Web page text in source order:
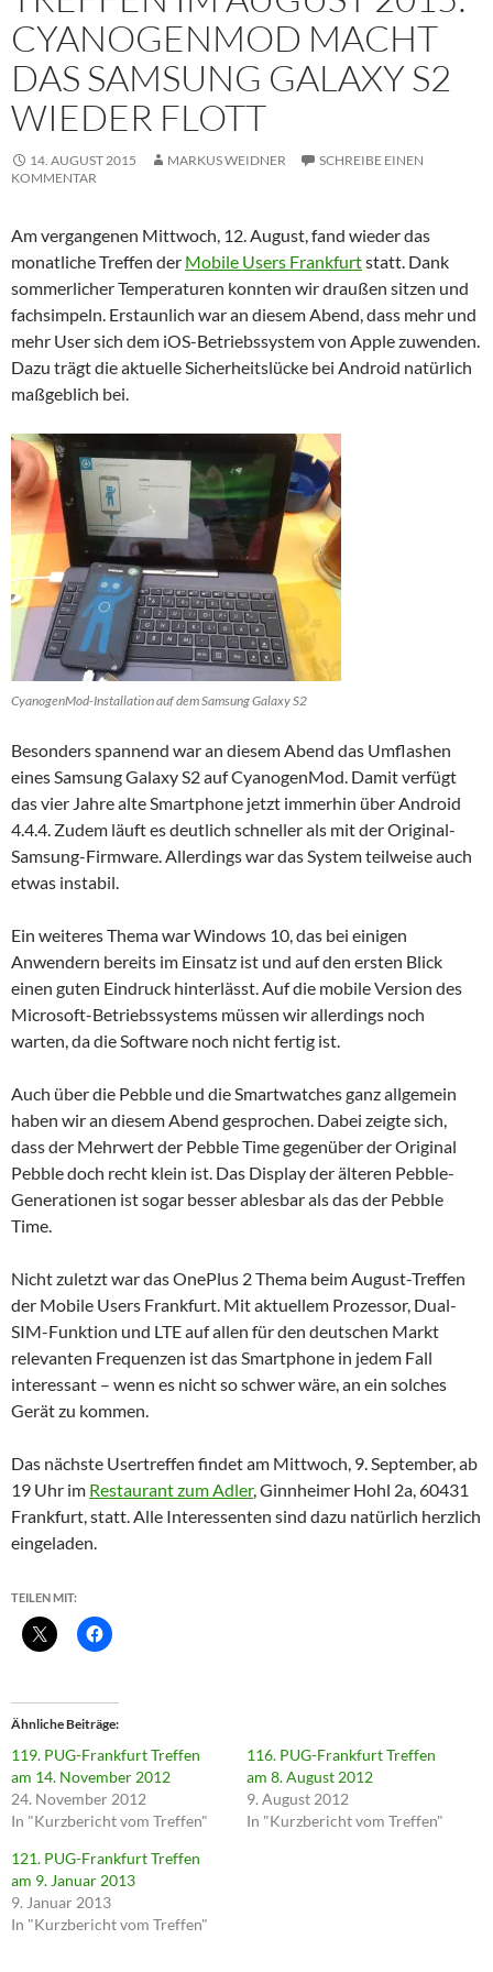
CYANOGENMOD MACHT
DAS SAMSUNG GALAXY S2
WIEDER FLOTT
14. AUGUST 2015 MARKUS WEIDNER
SCHREIBE EINEN
KOMMENTAR
Am vergangenen Mittwoch, 12. August, fand wieder das
monatliche Treffen der Mobile Users Frankfurtstatt. Dank
sommerlicher Temperaturen konnten wir draußen sitzen und
fachsimpeln. Erstaunlich war an diesem Abend, dass mehr und
mehr User sich dem iOS-Betriebssystem von Apple zuwenden.
Dazu trägt die aktuelle Sicherheitslücke bei Android natürlich
maßgeblich bei.
CyanogenMod-Installation auf dem Samsung Galaxy S2
Besonders spannend war an diesem Abend das Umflashen
eines Samsung Galaxy S2 auf CyanogenMod. Damit verfügt
das vier Jahre alte Smartphone jetzt immerhin über Android
4.4.4. Zudem läuft es deutlich schneller als mit der Original-
Samsung-Firmware. Allerdings war das System teilweise auch
etwas instabil.
Ein weiteres Thema war Windows 10, das bei einigen
Anwendern bereits im Einsatz ist und auf den ersten Blick
einen guten Eindruck hinterlässt. Auf die mobile Version des
Microsoft-Betriebssystems müssen wir allerdings noch
warten, da die Software noch nicht fertig ist.
Auch über die Pebble und die Smartwatches ganz allgemein
haben wir an diesem Abend gesprochen. Dabei zeigte sich,
dass der Mehrwert der Pebble Time gegenüber der Original
Pebble doch recht klein ist. Das Display der älteren Pebble-
Generationen ist sogar besser ablesbar als das der Pebble
Time.
Nicht zuletzt war das OnePlus 2 Thema beim August-Treffen
der Mobile Users Frankfurt. Mit aktuellem Prozessor, Dual-
SIM-Funktion und LTE auf allen für den deutschen Markt
relevanten Frequenzen ist das Smartphone in jedem Fall
interessant – wenn es nicht so schwer wäre, an ein solches
Gerät zu kommen.
Das nächste Usertreffen findet am Mittwoch, 9. September, ab
19 Uhr im Restaurant zum Adler, Ginnheimer Hohl 2a, 60431
Frankfurt, statt. Alle Interessenten sind dazu natürlich herzlich
eingeladen.
TEILEN MIT:
Ähnliche Beiträge
119. PUG-Frankfurt Treffen
am 14. November 2012
24. November 2012
In "Kurzbericht vom Treffen"
116. PUG-Frankfurt Treffen
am 8. August 2012
9. August 2012
In "Kurzbericht vom Treffen"
121. PUG-Frankfurt Treffen
am 9. Januar 2013
9. Januar 2013
In "Kurzbericht vom Treffen"